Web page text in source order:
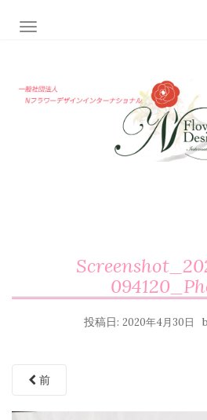
ナビゲーション切り替え
投稿日: 2020年4月30日
前